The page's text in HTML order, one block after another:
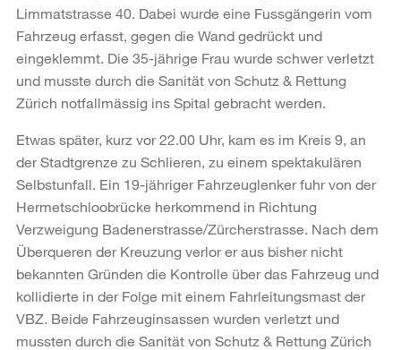
Limmatstrasse 40. Dabei wurde eine Fussgängerin vom
Fahrzeug erfasst, gegen die Wand gedrückt und
eingeklemmt. Die 35-jährige Frau wurde schwer verletzt
und musste durch die Sanität von Schutz & Rettung
Zürich notfallmässig ins Spital gebracht werden.
Etwas später, kurz vor 22.00 Uhr, kam es im Kreis 9, an
der Stadtgrenze zu Schlieren, zu einem spektakulären
Selbstunfall. Ein 19-jähriger Fahrzeuglenker fuhr von der
Hermetschloobrücke herkommend in Richtung
Verzweigung Badenerstrasse/Zürcherstrasse. Nach dem
Überqueren der Kreuzung verlor er aus bisher nicht
bekannten Gründen die Kontrolle über das Fahrzeug und
kollidierte in der Folge mit einem Fahrleitungsmast der
VBZ. Beide Fahrzeuginsassen wurden verletzt und
mussten durch die Sanität von Schutz & Rettung Zürich